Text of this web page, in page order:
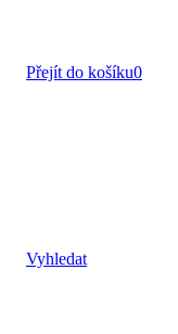
Přejít do košíku0
Vyhledat